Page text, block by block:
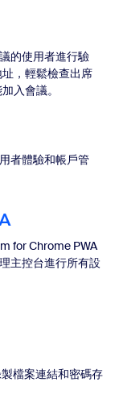
的使用者進行驗
，輕鬆檢查出席
入會議。
者體驗和帳戶管
for Chrome PWA
主控台進行所有設
檔案連結和密碼存